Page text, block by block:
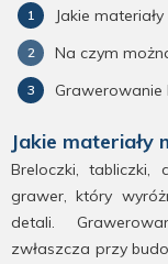
Jakie
Na czym
Grawerowanie
Jakie
Breloczki, tabliczki,
grawer, który
detali.
zwłaszcza przy